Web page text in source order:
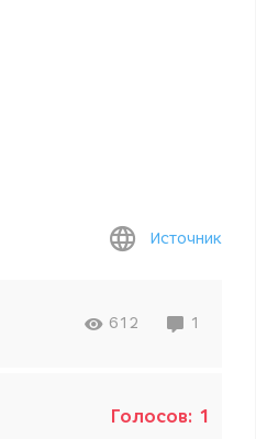
Источник
612 1
Голосов: 1